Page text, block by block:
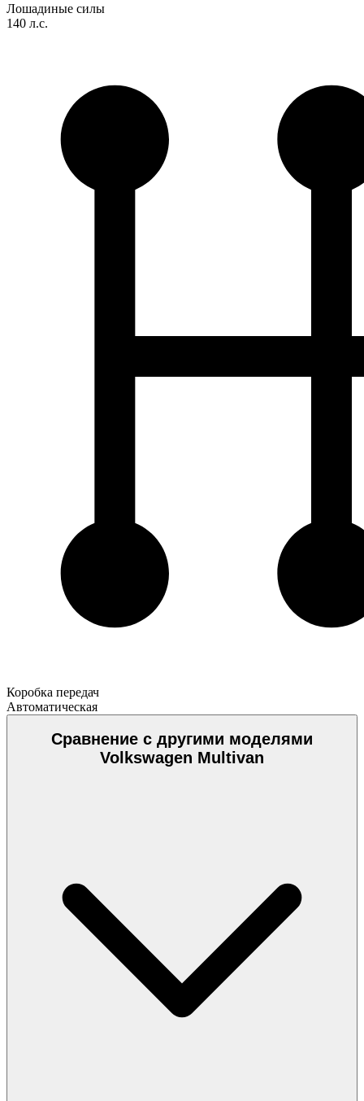
Лошадиные силы
140 л.с.
Коробка передач
Автоматическая
Сравнение с другими моделями
Volkswagen Multivan